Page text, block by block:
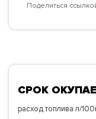
Поделиться
СРОК
расход топлива л/